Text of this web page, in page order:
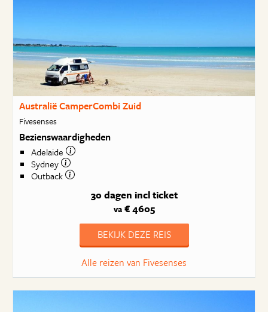
Australië CamperCombi Zuid
Fivesenses
Bezienswaardigheden
Adelaide
Sydney
Outback
30 dagen incl ticket
va€ 4605
BEKIJK DEZE REIS
Alle reizen van Fivesenses